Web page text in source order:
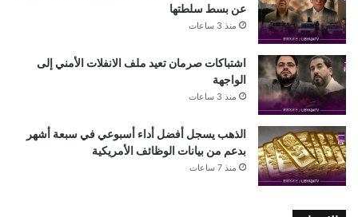
عن بسط سلطتها
منذ 3 ساعات
اشتباكات صرمان تعيد ملف الانفلات الأمني إلى
الواجهة
منذ 3 ساعات
الذهب يسجل أفضل أداء أسبوعي في سبعة أشهر
بدعم من بيانات الوظائف الأمريكية
منذ 7 ساعات